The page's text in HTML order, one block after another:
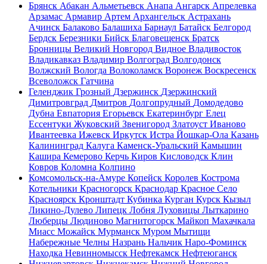
Брянск Абакан Альметьевск Анапа Ангарск Апрелевка
Арзамас Армавир Артем Архангельск Астрахань
Ачинск Балаково Балашиха Барнаул Батайск Белгород
Бердск Березники Бийск Благовещенск Братск
Бронницы Великий Новгород Видное Владивосток
Владикавказ Владимир Волгоград Волгодонск
Волжский Вологда Волоколамск Воронеж Воскресенск
Всеволожск Гатчина
Геленджик Грозный Дзержинск Дзержинский
Димитровград Дмитров Долгопрудный Домодедово
Дубна Евпатория Егорьевск Екатеринбург Елец
Ессентуки Жуковский Звенигород Златоуст Иваново
Ивантеевка Ижевск Иркутск Истра Йошкар-Ола Казань
Калининград Калуга Каменск-Уральский Камышин
Кашира Кемерово Керчь Киров Кисловодск Клин
Ковров Коломна Колпино
Комсомольск-на-Амуре Копейск Королев Кострома
Котельники Красногорск Краснодар Красное Село
Красноярск Кронштадт Кубинка Курган Курск Кызыл
Ликино-Дулево Липецк Лобня Луховицы Лыткарино
Люберцы Людиново Магнитогорск Майкоп Махачкала
Миасс Можайск Мурманск Муром Мытищи
Набережные Челны Назрань Нальчик Наро-Фоминск
Находка Невинномысск Нефтекамск Нефтеюганск